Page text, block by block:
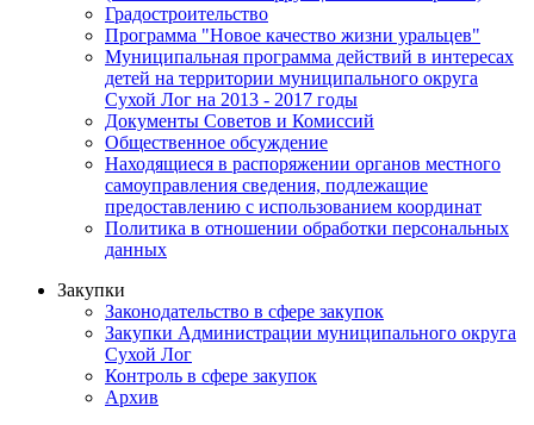
Градостроительство
Программа "Новое качество жизни уральцев"
Муниципальная программа действий в интересах
детей на территории муниципального округа
Сухой Лог на 2013 - 2017 годы
Документы Советов и Комиссий
Общественное обсуждение
Находящиеся в распоряжении органов местного
самоуправления сведения, подлежащие
предоставлению с использованием координат
Политика в отношении обработки персональных
данных
Закупки
Законодательство в сфере закупок
Закупки Администрации муниципального округа
Сухой Лог
Контроль в сфере закупок
Архив